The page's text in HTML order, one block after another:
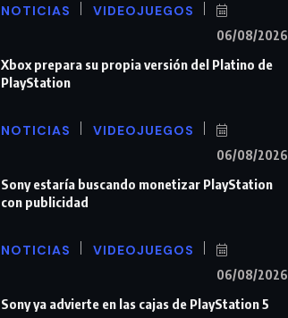
NOTICIAS VIDEOJUEGOS
06/08/2026
Xbox prepara su propia versión del Platino de
PlayStation
NOTICIAS VIDEOJUEGOS
06/08/2026
Sony estaría buscando monetizar PlayStation
con publicidad
NOTICIAS VIDEOJUEGOS
06/08/2026
Sony ya advierte en las cajas de PlayStation 5